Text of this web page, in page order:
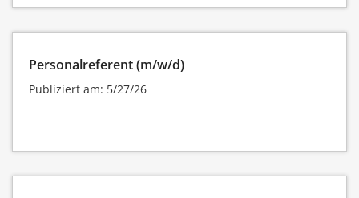
Personalreferent (m/w/d)
Publiziert am: 5/27/26